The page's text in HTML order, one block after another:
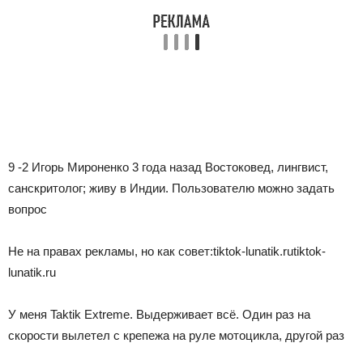
9 -2 Игорь Мироненко 3 года назад Востоковед, лингвист,
санскритолог; живу в Индии. Пользователю можно задать
вопрос
Не на правах рекламы, но как совет:tiktok-lunatik.rutiktok-
lunatik.ru
У меня Taktik Extreme. Выдерживает всё. Один раз на
скорости вылетел с крепежа на руле мотоцикла, другой раз